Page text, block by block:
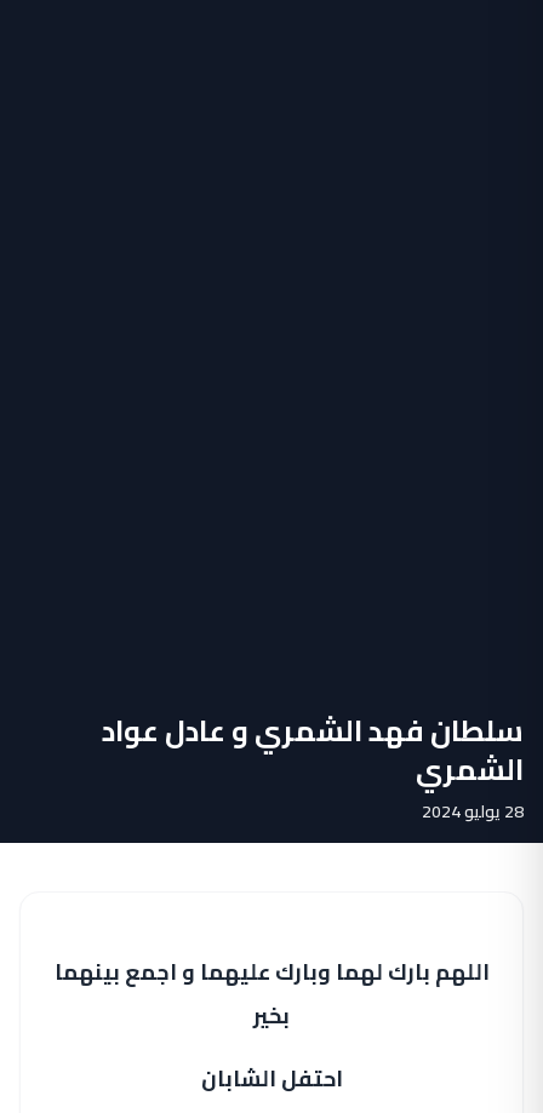
سلطان فهد الشمري و عادل عواد
الشمري
28 يوليو 2024
اللهم بارك لهما وبارك عليهما و اجمع بينهما
بخير
احتفل الشابان